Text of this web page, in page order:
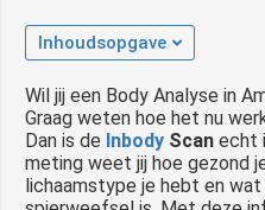
Inhoudsopgave
Wil jij een Body Analyse in
Graag weten hoe het nu
Dan is de Inbody Scan echt
meting weet jij hoe gezond
lichaamstype je hebt en
de
Hierdoor
website-